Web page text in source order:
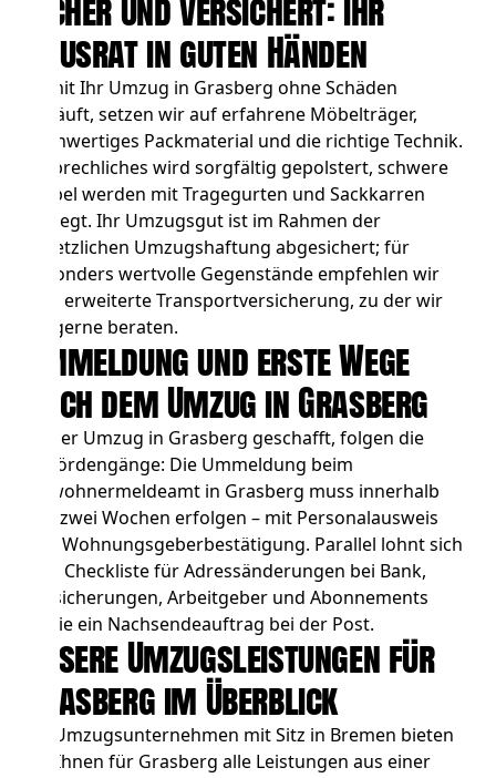
Hausrat in guten Händen
Damit Ihr Umzug in Grasberg ohne Schäden
verläuft, setzen wir auf erfahrene Möbelträger,
hochwertiges Packmaterial und die richtige Technik.
Zerbrechliches wird sorgfältig gepolstert, schwere
Möbel werden mit Tragegurten und Sackkarren
bewegt. Ihr Umzugsgut ist im Rahmen der
gesetzlichen Umzugshaftung abgesichert; für
besonders wertvolle Gegenstände empfehlen wir
eine erweiterte Transportversicherung, zu der wir
Sie gerne beraten.
Ummeldung und erste Wege
nach dem Umzug in Grasberg
Ist der Umzug in Grasberg geschafft, folgen die
Behördengänge: Die Ummeldung beim
Einwohnermeldeamt in Grasberg muss innerhalb
von zwei Wochen erfolgen – mit Personalausweis
und Wohnungsgeberbestätigung. Parallel lohnt sich
eine Checkliste für Adressänderungen bei Bank,
Versicherungen, Arbeitgeber und Abonnements
sowie ein Nachsendeauftrag bei der Post.
Unsere Umzugsleistungen für
Grasberg im Überblick
Als Umzugsunternehmen mit Sitz in Bremen bieten
wir Ihnen für Grasberg alle Leistungen aus einer